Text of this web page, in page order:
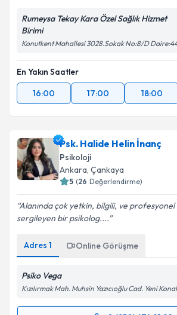
Rumeysa Tekay Kara Özel Sağlık Hizmet
Birimi
Konutkent Mahallesi 3028.Sokak No:8/D
En Yakın Saatler
16:00
17:00 18:00
Psk. Halide Helin İnanç
Psikoloji
Ankara, Çankaya
5 (26 Değerlendirme)
Alanında çok yetkin, bilgili, ve profesyonel
sergileyen bir psikolog....
Adres 1 Online Görüşme
Psiko Vega
Kızılırmak Mah. Muhsin Yazıcıoğlu Cad. Yeni